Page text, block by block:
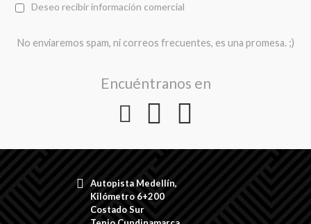
Deseo recibir información comercial
No enviaremos spam, ni correos frecuentes, es una promesa. ;)
Encuéntranos en
Autopista Medellín,
Kilómetro 6+200
Costado Sur